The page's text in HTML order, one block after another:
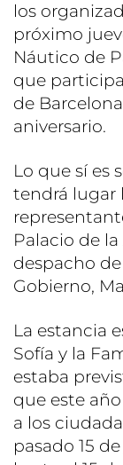
los
próximo
Náutico de
que
de
aniversario.
Lo que sí es
tendrá lugar
Palacio de
despacho
Gobierno,
La estancia
Sofía y la
estaba
que este
a los
pasado 15